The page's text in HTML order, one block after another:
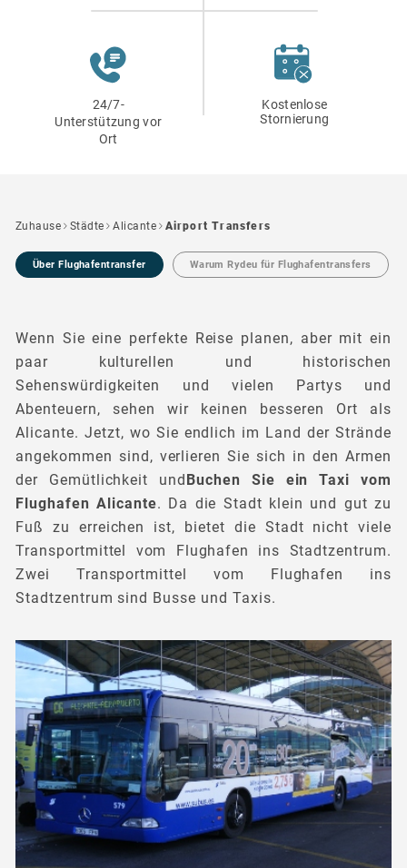
Kostenlose
Stornierung
24/7-
Unterstützung vor
Ort
Zuhause Städte Alicante Airport Transfers
Über Flughafentransfer Warum Rydeu für Flughafentransfers
Wenn Sie eine perfekte Reise planen, aber mit ein
paar kulturellen und historischen
Sehenswürdigkeiten und vielen Partys und
Abenteuern, sehen wir keinen besseren Ort als
Alicante. Jetzt, wo Sie endlich im Land der Strände
angekommen sind, verlieren Sie sich in den Armen
der Gemütlichkeit undBuchen Sie ein Taxi vom
Flughafen Alicante. Da die Stadt klein und gut zu
Fuß zu erreichen ist, bietet die Stadt nicht viele
Transportmittel vom Flughafen ins Stadtzentrum.
Zwei Transportmittel vom Flughafen ins
Stadtzentrum sind Busse und Taxis.